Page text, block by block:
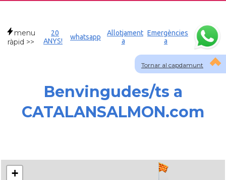
Tornar al capdamunt
menu
ràpid >>
20
ANYS!
whatsapp
Allotjament
a
Emergències
a
Benvingudes/ts a
CATALANSALMON.com
+